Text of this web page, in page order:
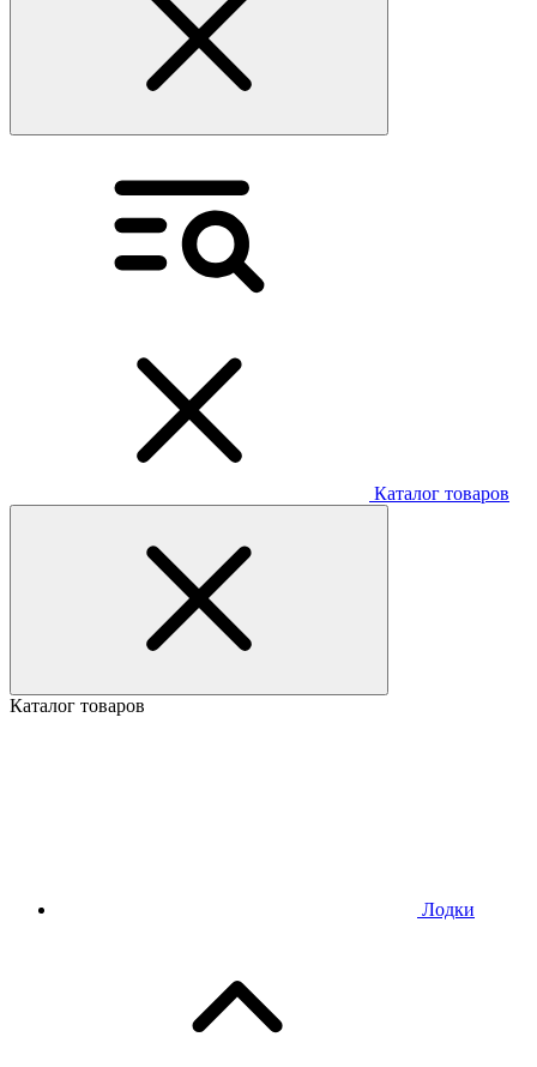
Каталог товаров
Каталог товаров
Лодки